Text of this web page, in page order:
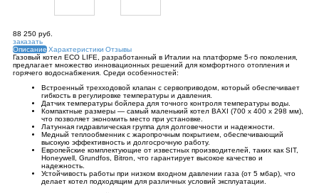
88 250 руб.
заказать
ОписаниеХарактеристики Отзывы
Газовый котел ECO LIFE, разработанный в Италии на платформе 5-го поколения,
предлагает множество инновационных решений для комфортного отопления и
горячего водоснабжения. Среди особенностей:
Встроенный трехходовой клапан с сервоприводом, который обеспечивает
гибкость в регулировке температуры и давления.
Датчик температуры бойлера для точного контроля температуры воды.
Компактные размеры — самый маленький котел BAXI (700 x 400 x 298 мм),
что позволяет экономить место при установке.
Латунная гидравлическая группа для долговечности и надежности.
Медный теплообменник с жаропрочным покрытием, обеспечивающий
высокую эффективность и долгосрочную работу.
Европейские комплектующие от известных производителей, таких как SIT,
Honeywell, Grundfos, Bitron, что гарантирует высокое качество и
надежность.
Устойчивость работы при низком входном давлении газа (от 5 мбар), что
делает котел подходящим для различных условий эксплуатации.